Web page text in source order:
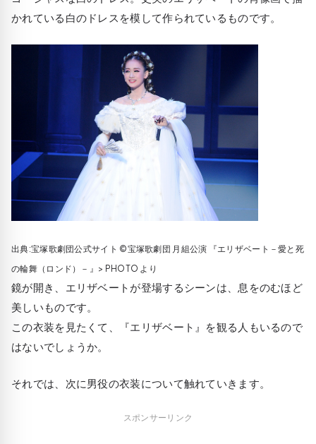
かれている白のドレスを模して作られているものです。
出典:宝塚歌劇団公式サイト ©宝塚歌劇団 月組公演 『エリザベート－愛と死
の輪舞（ロンド）－』> PHOTO より
鏡が開き、エリザベートが登場するシーンは、息をのむほど
美しいものです。
この衣装を見たくて、『エリザベート』を観る人もいるので
はないでしょうか。
それでは、次に男役の衣装について触れていきます。
スポンサーリンク